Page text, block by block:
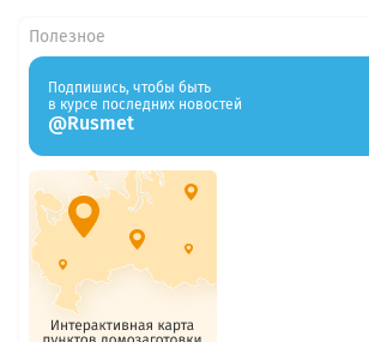
Полезное
Подпишись, чтобы быть
в курсе последних новостей
@Rusmet